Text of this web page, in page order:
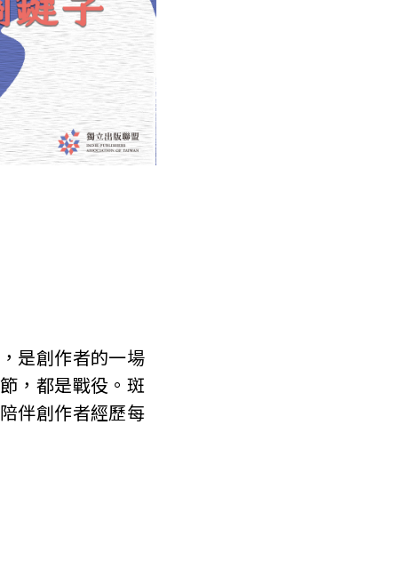
是創作者的一場
，都是戰役。斑
伴創作者經歷每